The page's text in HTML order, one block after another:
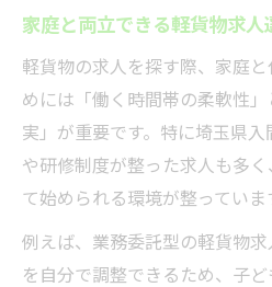
家庭と両立できる軽貨物求人
軽貨物の求人を探す際、家庭
めには「働く時間帯の柔軟性
実」が重要です。特に埼玉県
や研修制度が整った求人も多
て始められる環境が整っていま
例えば、業務委託型の軽貨物
を自分で調整できるため、子